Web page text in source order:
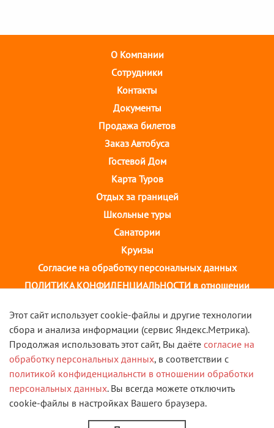
О Компании
Cотрудники
Контакты
Документы
Продажа билетов
Заказ Автобуса
Гостевой Дом
Карта Туров
Отдых за границей
Школьные туры
Санатории
Круизы
Согласие на обработку персональных данных
ПОЛИТИКА КОНФИДЕНЦИАЛЬНОСТИ в отношении
г. Иваново, ул. 10 августа, д.43 ТОЦ "Августин"
2 этаж, тел. +7(4932) 58-14-58
VK
© 2013 - 2026 Туристическая компания "Скорость". Все
права защищены.
Этот сайт использует cookie-файлы и другие технологии
сбора и анализа информации (сервис Яндекс.Метрика).
Продолжая использовать этот сайт, Вы даёте согласие на
обработку персональных данных, в соответствии с
политикой конфиденциальнсти в отношении обработки
персональных данных. Вы всегда можете отключить
cookie-файлы в настройках Вашего браузера.